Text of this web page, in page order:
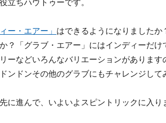
立ちハウトゥーです。
ー・エアー」 はできるようになりましたか
？「グラブ・エアー」にはインディーだけ
ーなどいろんなバリエーションがあります
ンドンその他のグラブにもチャレンジして
に進んで、いよいよスピントリックに入り